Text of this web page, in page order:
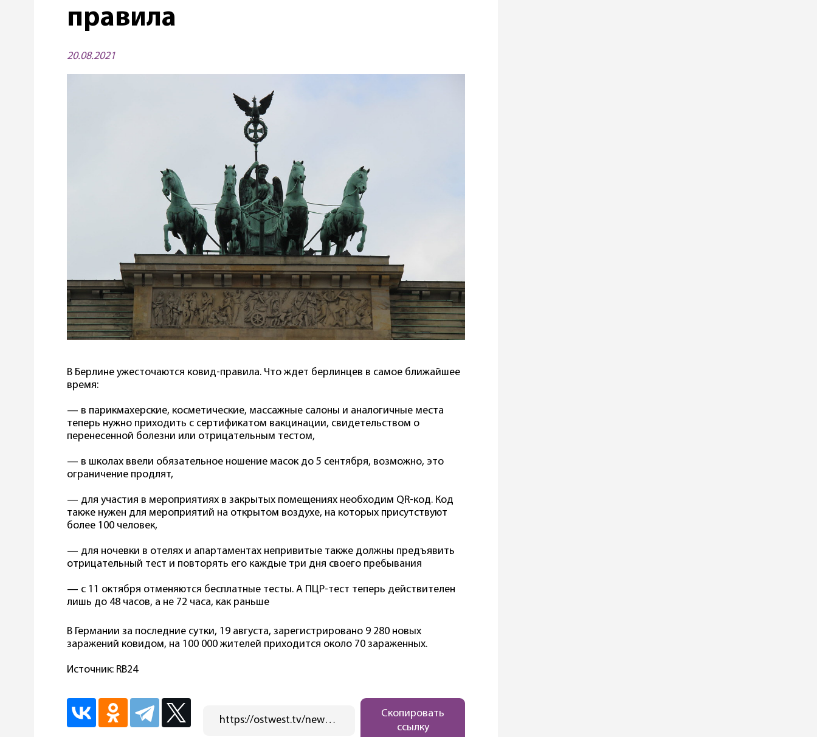
правила
20.08.2021
В Берлине ужесточаются ковид-правила. Что ждет берлинцев в самое ближайшее
время:
— в парикмахерские, косметические, массажные салоны и аналогичные места
теперь нужно приходить с сертификатом вакцинации, свидетельством о
перенесенной болезни или отрицательным тестом,
— в школах ввели обязательное ношение масок до 5 сентября, возможно, это
ограничение продлят,
— для участия в мероприятиях в закрытых помещениях необходим QR-код. Код
также нужен для мероприятий на открытом воздухе, на которых присутствуют
более 100 человек,
— для ночевки в отелях и апартаментах непривитые также должны предъявить
отрицательный тест и повторять его каждые три дня своего пребывания
— с 11 октября отменяются бесплатные тесты. А ПЦР-тест теперь действителен
лишь до 48 часов, а не 72 часа, как раньше
В Германии за последние сутки, 19 августа, зарегистрировано 9 280 новых
заражений ковидом, на 100 000 жителей приходится около 70 зараженных.
Источник: RB24
https://ostwest.tv/news/v-berline-uzhestochajut-kovid-pravila/
Скопировать
ссылку